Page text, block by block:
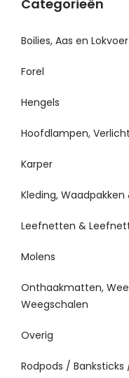
Categorieën
Boilies, Aas en Lokvoer
Forel
Hengels
Hoofdlampen,
Karper
Kleding, Waadpakken
Leefnetten &
Molens
Onthaakmatten,
Weegschalen
Overig
Rodpods / Banksticks